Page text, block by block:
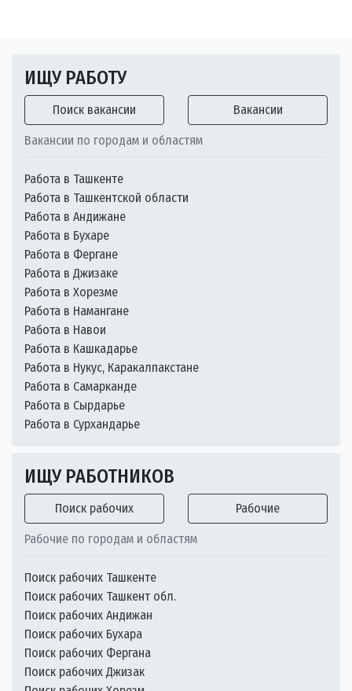
ИЩУ РАБОТУ
Поиск вакансии Вакансии
Вакансии по городам и областям
Работа в Ташкенте
Работа в Ташкентской области
Работа в Андижане
Работа в Бухаре
Работа в Фергане
Работа в Джизаке
Работа в Хорезме
Работа в Намангане
Работа в Навои
Работа в Кашкадарье
Работа в Нукус, Каракалпакстане
Работа в Самарканде
Работа в Сырдарье
Работа в Сурхандарье
ИЩУ РАБОТНИКОВ
Поиск рабочих Рабочие
Рабочие по городам и областям
Поиск рабочих Ташкенте
Поиск рабочих Ташкент обл.
Поиск рабочих Андижан
Поиск рабочих Бухара
Поиск рабочих Фергана
Поиск рабочих Джизак